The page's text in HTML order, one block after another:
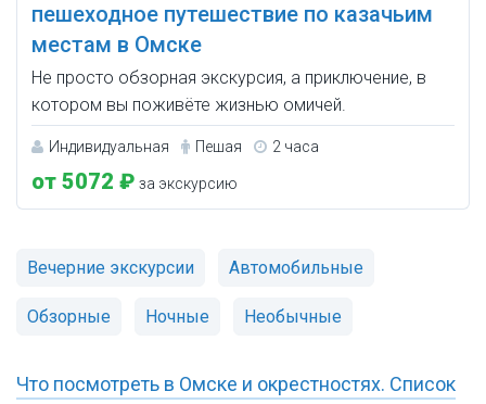
пешеходное путешествие по казачьим
местам в Омске
Не просто обзорная экскурсия, а приключение, в
котором вы поживёте жизнью омичей.
Индивидуальная Пешая 2 часа
от 5072 ₽ за экскурсию
Вечерние экскурсии Автомобильные
Обзорные Ночные Необычные
Что посмотреть в Омске и окрестностях. Список